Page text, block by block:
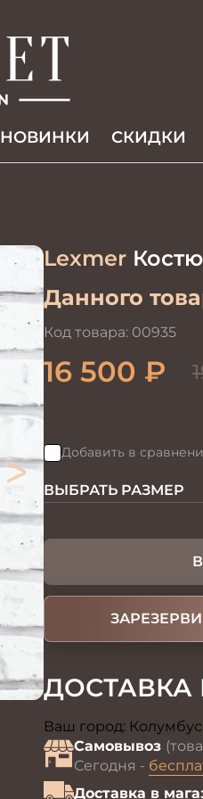
НОВИНКИ СКИДКИ
>
Lexmer
Данного
Код товара: 00935
16 500 ₽
Добавить в
ВЫБРАТЬ РАЗМЕР
ДОСТАВКА
Ваш город: Колумбус
Самовывоз
Сегодня -
Доставка в